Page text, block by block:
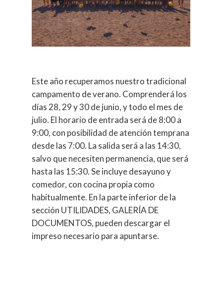
Este año recuperamos nuestro tradicional
campamento de verano. Comprenderá los
días 28, 29 y 30 de junio, y todo el mes de
julio. El horario de entrada será de 8:00 a
9:00, con posibilidad de atención temprana
desde las 7:00. La salida será a las 14:30,
salvo que necesiten permanencia, que será
hasta las 15:30. Se incluye desayuno y
comedor, con cocina propia como
habitualmente. En la parte inferior de la
sección UTILIDADES, GALERÍA DE
DOCUMENTOS, pueden descargar el
impreso necesario para apuntarse.